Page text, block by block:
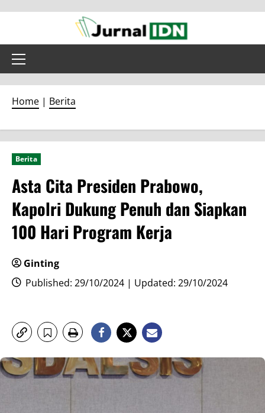
content
Primary
Home | Berita
Berita
Asta Cita Presiden Prabowo,
Kapolri Dukung Penuh dan Siapkan
100 Hari Program Kerja
Ginting
Published: 29/10/2024 | Updated: 29/10/2024